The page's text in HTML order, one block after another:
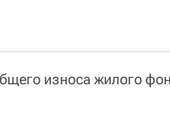
износа жилого